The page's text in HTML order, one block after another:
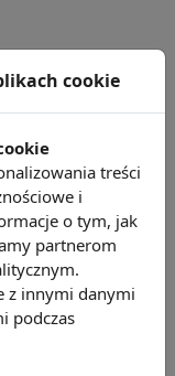
cookie
treści
i
o tym, jak
partnerom
z innymi danymi
podczas